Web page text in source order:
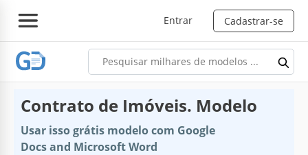
Entrar Cadastrar-se
Contrato de Imóveis. Modelo
Usar isso grátis modelo com Google
Docs and Microsoft Word